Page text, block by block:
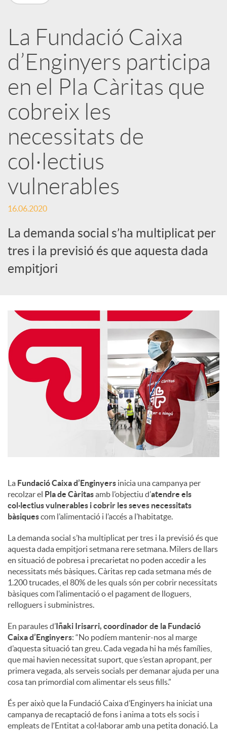
a
r
x
e
s
S
o
c
l
s
La Fundació Caixa
d’Enginyers participa
en el Pla Càritas que
cobreix les
necessitats de
col·lectius
vulnerables
16.06.2020
La demanda social s’ha multiplicat per
tres i la previsió és que aquesta dada
empitjori
La Fundació Caixa d’Enginyers inicia una campanya per
recolzar el Pla de Càritasamb l’objectiu d’atendre els
col·lectius vulnerables i cobrir les seves necessitats
bàsiquescom l’alimentació i l’accés a l’habitatge.
La demanda social s’ha multiplicat per tres i la previsió és que
aquesta dada empitjori setmana rere setmana. Milers de llars
en situació de pobresa i precarietat no poden accedir a les
necessitats més bàsiques. Càritas rep cada setmana més de
1.200 trucades, el 80% de les quals són per cobrir necessitats
bàsiques com l’alimentació o el pagament de lloguers,
relloguers i subministres.
En paraules d’ Iñaki Irisarri, coordinador de la Fundació
Caixa d’Enginyers: “No podíem mantenir-nos al marge
d’aquesta situació tan greu. Cada vegada hi ha més famílies,
que mai havien necessitat suport, que s’estan apropant, per
primera vegada, als serveis socials per demanar ajuda per una
cosa tan primordial com alimentar els seus fills.”
És per això que la Fundació Caixa d’Enginyers ha iniciat una
campanya de recaptació de fons i anima a tots els socis i
empleats de l‘Entitat a col·laborar amb una petita donació. La